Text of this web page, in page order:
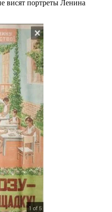
висят портреты Ленина